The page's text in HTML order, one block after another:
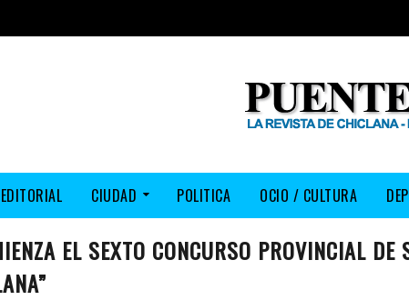
EDITORIAL CIUDAD POLITICA OCIO / CULTURA
EL SEXTO CONCURSO PROVINCIAL DE